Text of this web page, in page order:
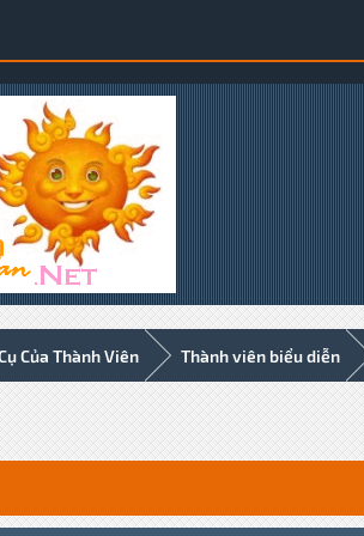
Của Thành Viên Thành viên biểu diễn